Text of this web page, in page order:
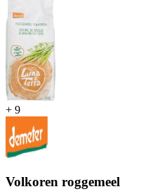
+ 9
Volkoren roggemeel